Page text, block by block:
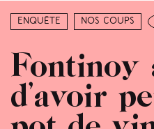
Enquête Nos coups
Fontinoy
d’avoir